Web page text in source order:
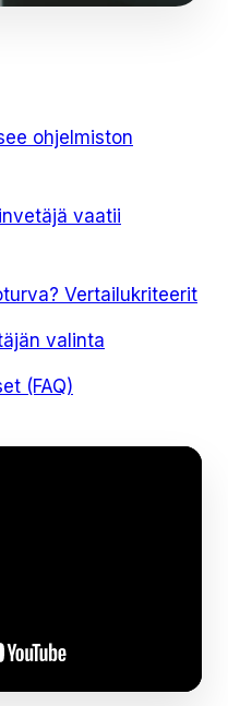
ohjelmiston
vaatii
Vertailukriteerit
valinta
(FAQ)